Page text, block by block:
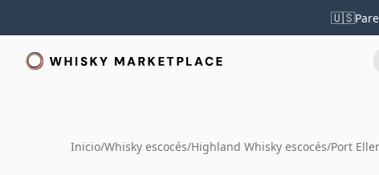
🇺🇸
Inicio/Whisky escocés/Highland Whisky escocés/Port